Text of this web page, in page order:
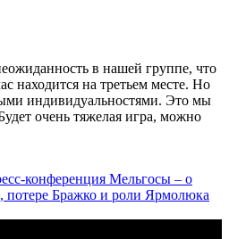
в нашей группе, что
находится на третьем месте. Но
индивидуальностями. Это мы
очень тяжелая игра, можно
конференция Мельгосы – о
Бражко и роли Ярмолюка